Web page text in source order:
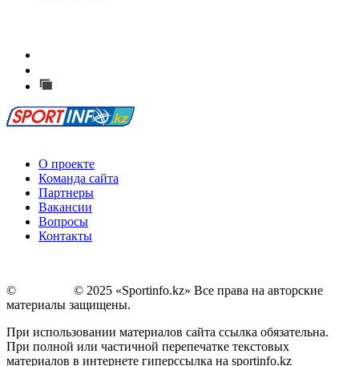
О проекте
Команда сайта
Партнеры
Вакансии
Вопросы
Контакты
©
© 2025 «Sportinfo.kz» Все права на авторские
материалы защищены.
При использовании материалов сайта ссылка обязательна.
При полной или частичной перепечатке текстовых
материалов в интернете гиперссылка на sportinfo.kz